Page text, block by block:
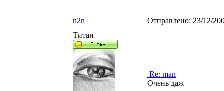
n2n Отправлено: 23/12/
Титан
Re: man
Очень даж